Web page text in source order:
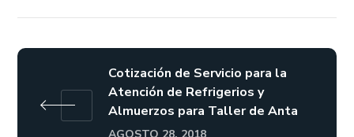
Cotización de Servicio para la
Atención de Refrigerios y
Almuerzos para Taller de Anta